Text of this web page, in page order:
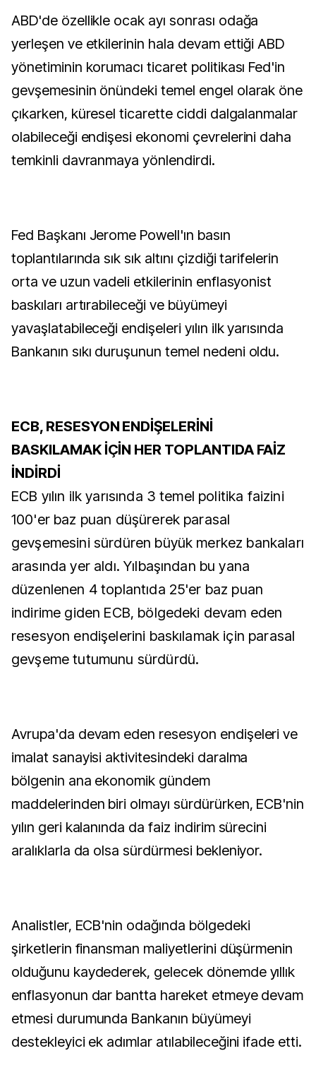
ABD'de özellikle ocak ayı sonrası odağa
yerleşen ve etkilerinin hala devam ettiği ABD
yönetiminin korumacı ticaret politikası Fed'in
gevşemesinin önündeki temel engel olarak öne
çıkarken, küresel ticarette ciddi dalgalanmalar
olabileceği endişesi ekonomi çevrelerini daha
temkinli davranmaya yönlendirdi.
Fed Başkanı Jerome Powell'ın basın
toplantılarında sık sık altını çizdiği tarifelerin
orta ve uzun vadeli etkilerinin enflasyonist
baskıları artırabileceği ve büyümeyi
yavaşlatabileceği endişeleri yılın ilk yarısında
Bankanın sıkı duruşunun temel nedeni oldu.
ECB, RESESYON ENDİŞELERİNİ
BASKILAMAK İÇİN HER TOPLANTIDA FAİZ
İNDİRDİ
ECB yılın ilk yarısında 3 temel politika faizini
100'er baz puan düşürerek parasal
gevşemesini sürdüren büyük merkez bankaları
arasında yer aldı. Yılbaşından bu yana
düzenlenen 4 toplantıda 25'er baz puan
indirime giden ECB, bölgedeki devam eden
resesyon endişelerini baskılamak için parasal
gevşeme tutumunu sürdürdü.
Avrupa'da devam eden resesyon endişeleri ve
imalat sanayisi aktivitesindeki daralma
bölgenin ana ekonomik gündem
maddelerinden biri olmayı sürdürürken, ECB'nin
yılın geri kalanında da faiz indirim sürecini
aralıklarla da olsa sürdürmesi bekleniyor.
Analistler, ECB'nin odağında bölgedeki
şirketlerin finansman maliyetlerini düşürmenin
olduğunu kaydederek, gelecek dönemde yıllık
enflasyonun dar bantta hareket etmeye devam
etmesi durumunda Bankanın büyümeyi
destekleyici ek adımlar atılabileceğini ifade etti.